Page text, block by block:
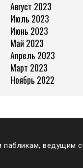
Август 2023
Июль 2023
Июнь 2023
Май 2023
Апрель 2023
Март 2023
Ноябрь 2022
ведущим